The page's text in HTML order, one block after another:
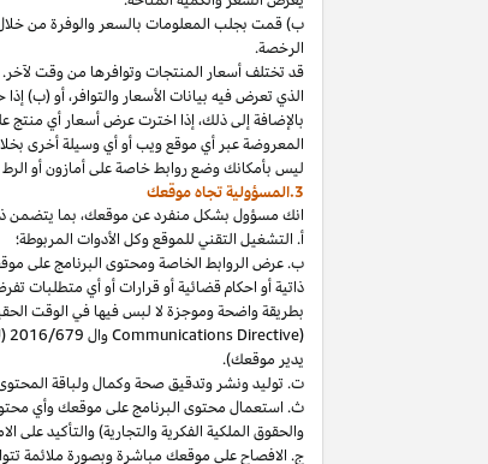
ب) قمت بجلب المعلومات بالسعر والوفرة من
الرخصة.
قد تختلف أسعار المنتجات وتوافرها من وقت لآخر.
الذي تعرض فيه بيانات الأسعار والتوافر، أو (ب)
بالإضافة إلىذلك، إذا اخترتعرضأسعار أي منتج
المعروضةعبر أي موقعويبأوأيوسيلةأخرى
ليس بأمكانكوضع روابط خاصة على أمازون أو
3.المسؤولية تجاه موقعك
انك مسؤول بشكل منفرد عن موقعك،بما يتضمن
أ. التشغيل التقني للموقع وكل الأدوات المربوطة؛
ب. عرض الروابط الخاصة ومحتوى البرنامج على
ذاتية أو احكام قضائية أو قرارات أو أي متطلبات
بطريقة واضحة وموجزة لا لبس فيها في الوقت
Communications Directive) وال 2016/679
يدير موقعك).
ت. توليد ونشر وتدقيق صحة وكمال ولباقة
ث. استعمال محتوى البرنامج على موقعك وأي
والحقوق الملكية الفكرية والتجارية) والتأكيد على
ج. الافصاح على موقعك مباشرة وبصورة ملائمة